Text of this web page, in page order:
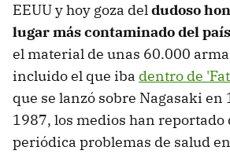
EEUU y hoy goza deldudoso
lugar más contaminado del país
el material de unas 60.000
incluido el que iba dentro de
que se lanzó sobre Nagasaki en
1987, los medios han reportado
periódica problemas de salud